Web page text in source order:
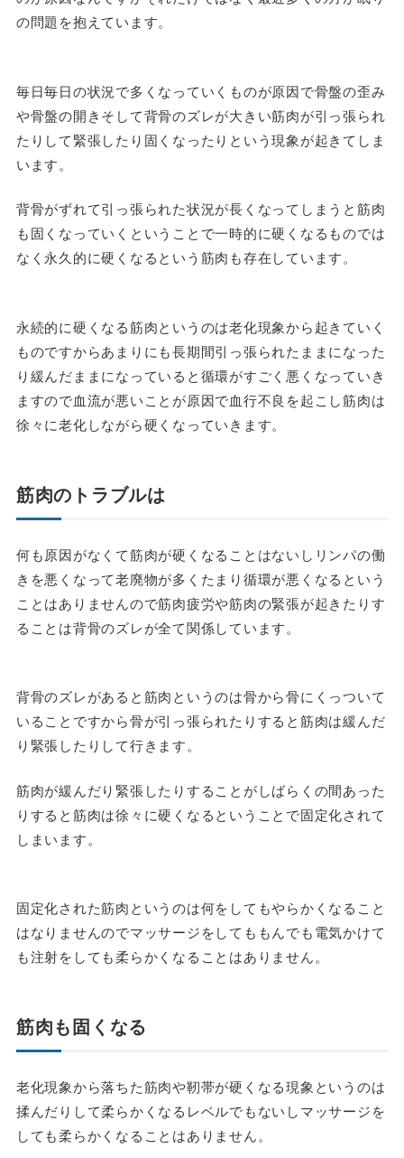
の問題を抱えています。
毎日毎日の状況で多くなっていくものが原因で骨盤の歪み
や骨盤の開きそして背骨のズレが大きい筋肉が引っ張られ
たりして緊張したり固くなったりという現象が起きてしま
います。
背骨がずれて引っ張られた状況が長くなってしまうと筋肉
も固くなっていくということで一時的に硬くなるものでは
なく永久的に硬くなるという筋肉も存在しています。
永続的に硬くなる筋肉というのは老化現象から起きていく
ものですからあまりにも長期間引っ張られたままになった
り緩んだままになっていると循環がすごく悪くなっていき
ますので血流が悪いことが原因で血行不良を起こし筋肉は
徐々に老化しながら硬くなっていきます。
筋肉のトラブルは
何も原因がなくて筋肉が硬くなることはないしリンパの働
きを悪くなって老廃物が多くたまり循環が悪くなるという
ことはありませんので筋肉疲労や筋肉の緊張が起きたりす
ることは背骨のズレが全て関係しています。
背骨のズレがあると筋肉というのは骨から骨にくっついて
いることですから骨が引っ張られたりすると筋肉は緩んだ
り緊張したりして行きます。
筋肉が緩んだり緊張したりすることがしばらくの間あった
りすると筋肉は徐々に硬くなるということで固定化されて
しまいます。
固定化された筋肉というのは何をしてもやらかくなること
はなりませんのでマッサージをしてももんでも電気かけて
も注射をしても柔らかくなることはありません。
筋肉も固くなる
老化現象から落ちた筋肉や靭帯が硬くなる現象というのは
揉んだりして柔らかくなるレベルでもないしマッサージを
しても柔らかくなることはありません。